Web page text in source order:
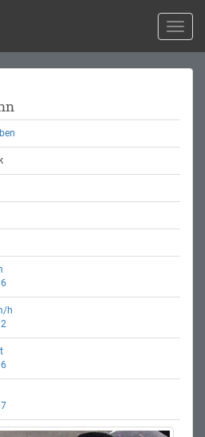
Toggle
h